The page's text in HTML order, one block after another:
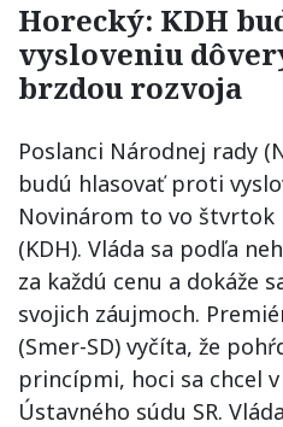
Horecký: KDH
vysloveniu
brzdou rozvoja
Poslanci Národnej rady
budú hlasovať proti
Novinárom to vo štvrtok
(KDH). Vláda sa podľa
za každú cenu a dokáže
svojich záujmoch.
(Smer-SD) vyčíta, že
princípmi, hoci sa chcel
Ústavného súdu SR.